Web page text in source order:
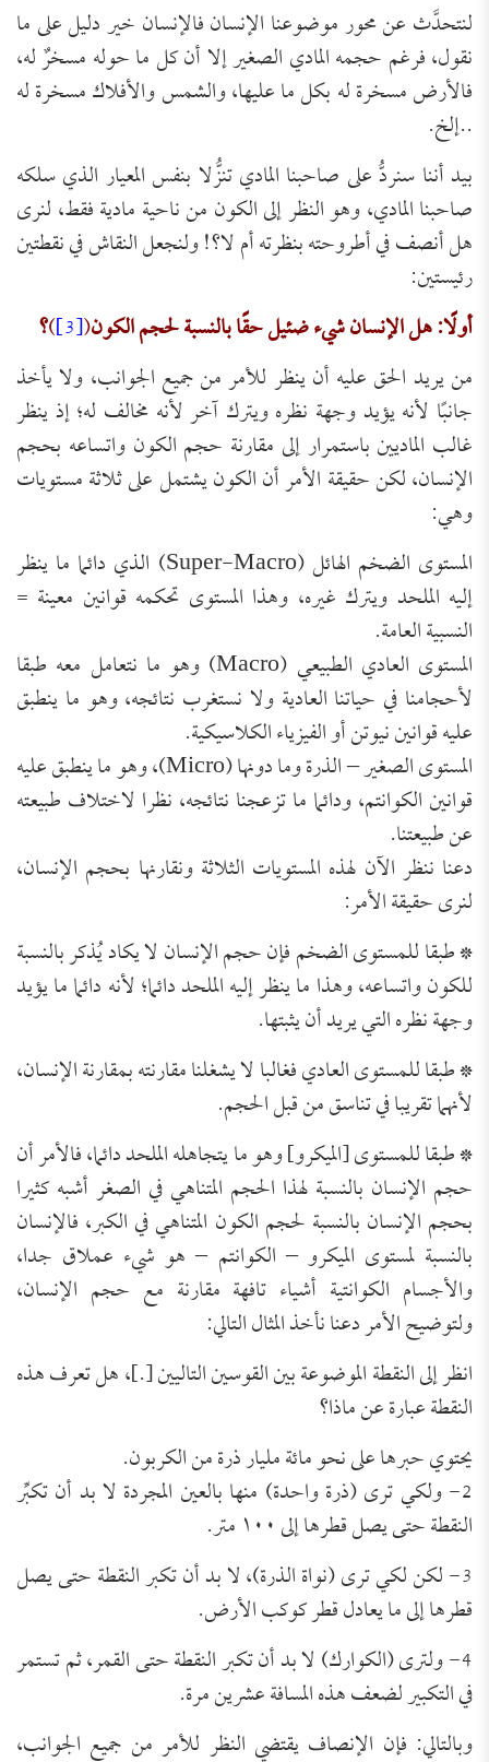
لنتحدَّث عن محور موضوعنا الإنسان فالإنسان خير دليل على ما
نقول، فرغم حجمه المادي الصغير إلا أن كل ما حوله مسخرٌ له،
فالأرض مسخرة له بكل ما عليها، والشمس والأفلاك مسخرة له
..إلخ.
بيد أننا سنردُّ على صاحبنا المادي تنزُّلا بنفس المعيار الذي سلكه
صاحبنا المادي، وهو النظر إلى الكون من ناحية مادية فقط، لنرى
هل أنصف في أطروحته بنظرته أم لا؟! ولنجعل النقاش في نقطتين
رئيستين:
أولًا: هل الإنسان شيء ضئيل حقًا بالنسبة لحجم الكون(
[3]
)؟
من يريد الحق عليه أن ينظر للأمر من جميع الجوانب، ولا يأخذ
جانبًا لأنه يؤيد وجهة نظره ويترك آخر لأنه مخالف له؛ إذ ينظر
غالب الماديين باستمرار إلى مقارنة حجم الكون واتساعه بحجم
الإنسان، لكن حقيقة الأمر أن الكون يشتمل على ثلاثة مستويات
وهي:
المستوى الضخم الهائل (Super-Macro) الذي دائما ما ينظر
إليه الملحد ويترك غيره، وهذا المستوى تحكمه قوانين معينة =
النسبية العامة.
المستوى العادي الطبيعي (Macro) وهو ما نتعامل معه طبقا
لأحجامنا في حياتنا العادية ولا نستغرب نتائجه، وهو ما ينطبق
عليه قوانين نيوتن أو الفيزياء الكلاسيكية.
المستوى الصغير – الذرة وما دونها (Micro)، وهو ما ينطبق عليه
قوانين الكوانتم، ودائما ما تزعجنا نتائجه، نظرا لاختلاف طبيعته
عن طبيعتنا.
دعنا ننظر الآن لهذه المستويات الثلاثة ونقارنها بحجم الإنسان،
لنرى حقيقة الأمر:
* طبقا للمستوى الضخم فإن حجم الإنسان لا يكاد يُذكر بالنسبة
للكون واتساعه، وهذا ما ينظر إليه الملحد دائما؛ لأنه دائما ما يؤيد
وجهة نظره التي يريد أن يثبتها.
* طبقا للمستوى العادي فغالبا لا يشغلنا مقارنته بمقارنة الإنسان،
لأنهما تقريبا في تناسق من قبل الحجم.
* طبقا للمستوى [الميكرو] وهو ما يتجاهله الملحد دائما، فالأمر أن
حجم الإنسان بالنسبة لهذا الحجم المتناهي في الصغر أشبه كثيرا
بحجم الإنسان بالنسبة لحجم الكون المتناهي في الكبر، فالإنسان
بالنسبة لمستوى الميكرو – الكوانتم – هو شيء عملاق جدا،
والأجسام الكوانتية أشياء تافهة مقارنة مع حجم الإنسان،
ولتوضيح الأمر دعنا نأخذ المثال التالي:
انظر إلى النقطة الموضوعة بين القوسين التاليين [.]، هل تعرف هذه
النقطة عبارة عن ماذا؟
يحتوي حبرها على نحو مائة مليار ذرة من الكربون.
2- ولكي ترى (ذرة واحدة) منها بالعين المجردة لا بد أن تكبِّر
النقطة حتى يصل قطرها إلى ١٠٠ متر.
3- لكن لكي ترى (نواة الذرة)، لا بد أن تكبر النقطة حتى يصل
قطرها إلى ما يعادل قطر كوكب الأرض.
4- ولترى (الكوارك) لا بد أن تكبر النقطة حتى القمر، ثم تستمر
في التكبير لضعف هذه المسافة عشرين مرة.
وبالتالي: فإن الإنصاف يقتضي النظر للأمر من جميع الجوانب،